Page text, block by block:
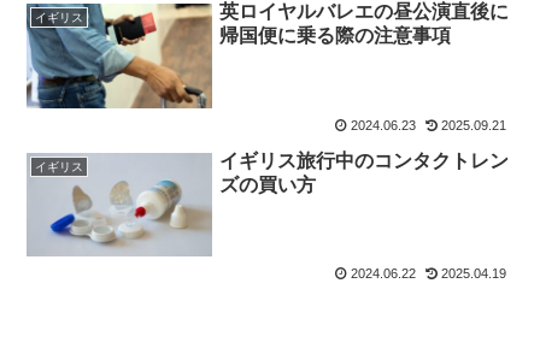
イギリス
英ロイヤルバレエの昼公演直後に
帰国便に乗る際の注意事項
2024.06.23 2025.09.21
イギリス
イギリス旅行中のコンタクトレン
ズの買い方
2024.06.22 2025.04.19